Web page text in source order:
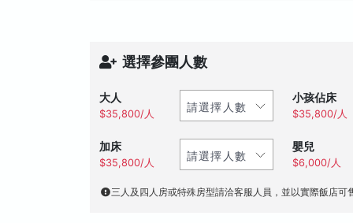
選擇參團人數
大人
$35,800/人
小孩佔床
$35,800/人
加床
$35,800/人
嬰兒
$6,000/人
三人及四人房或特殊房型請洽客服人員，並以實際飯店可